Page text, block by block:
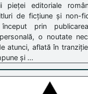
pieței editoriale
de ficțiune și non-
prin
o noutate
atunci, aflată în
și ...